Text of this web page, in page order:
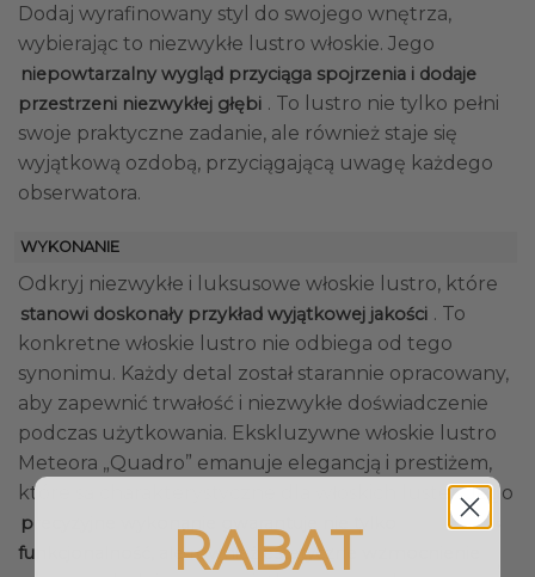
Dodaj wyrafinowany styl do swojego wnętrza,
wybierając to niezwykłe lustro włoskie. Jego
niepowtarzalny wygląd przyciąga spojrzenia i dodaje
przestrzeni niezwykłej głębi . To lustro nie tylko pełni
swoje praktyczne zadanie, ale również staje się
wyjątkową ozdobą, przyciągającą uwagę każdego
obserwatora.
WYKONANIE
Odkryj niezwykłe i luksusowe włoskie lustro, które
stanowi doskonały przykład wyjątkowej jakości . To
konkretne włoskie lustro nie odbiega od tego
synonimu. Każdy detal został starannie opracowany,
aby zapewnić trwałość i niezwykłe doświadczenie
podczas użytkowania. Ekskluzywne włoskie lustro
Meteora „Quadro” emanuje elegancją i prestiżem,
które są charakterystyczne dla włoskich luster. Jego
precyzyjne wykonanie gwarantuje nie tylko
funkcjonalność, ale również estetyczne wzmocnienie
RABAT